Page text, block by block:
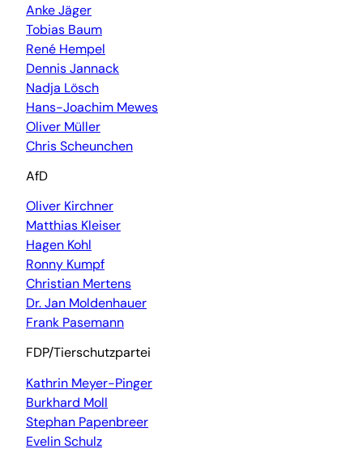
Anke Jäger
Tobias Baum
René Hempel
Dennis Jannack
Nadja Lösch
Hans-Joachim Mewes
Oliver Müller
Chris Scheunchen
AfD
Oliver Kirchner
Matthias Kleiser
Hagen Kohl
Ronny Kumpf
Christian Mertens
Dr. Jan Moldenhauer
Frank Pasemann
FDP/Tierschutzpartei
Kathrin Meyer-Pinger
Burkhard Moll
Stephan Papenbreer
Evelin Schulz